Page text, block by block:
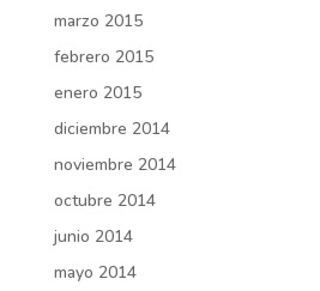
marzo 2015
febrero 2015
enero 2015
diciembre 2014
noviembre 2014
octubre 2014
junio 2014
mayo 2014